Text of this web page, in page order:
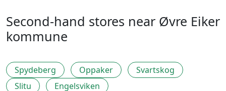
Second-hand stores near Øvre Eiker
kommune
Spydeberg Oppaker
Svartskog
Slitu
Engelsviken